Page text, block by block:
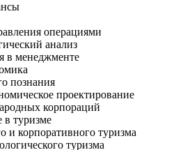
операциями
анализ
в менеджменте
познания
проектирование
корпораций
в туризме
и корпоративного туризма
туризма